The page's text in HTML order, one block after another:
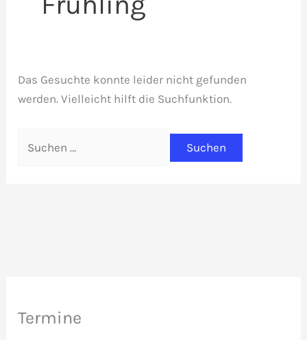
Das Gesuchte konnte leider nicht gefunden
werden. Vielleicht hilft die Suchfunktion.
Termine